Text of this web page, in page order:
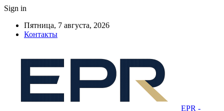
Sign in
Пятница, 7 августа, 2026
Контакты
EPR -